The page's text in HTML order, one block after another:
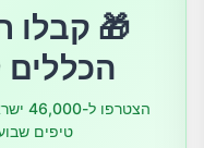
המנגנון
מינון מעשי
הכללים
טיפים